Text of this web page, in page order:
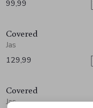
99,99
Covered
Jas
129,99
Covered
Jas